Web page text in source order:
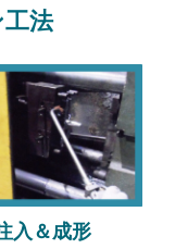
法
入＆成形